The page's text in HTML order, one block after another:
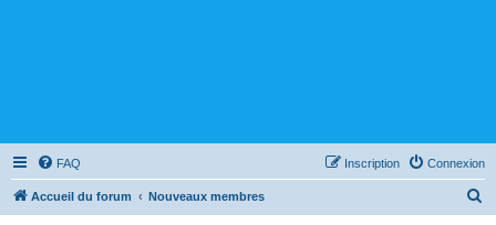
FAQ Connexion
Inscription
Accueil du forum Nouveaux membres